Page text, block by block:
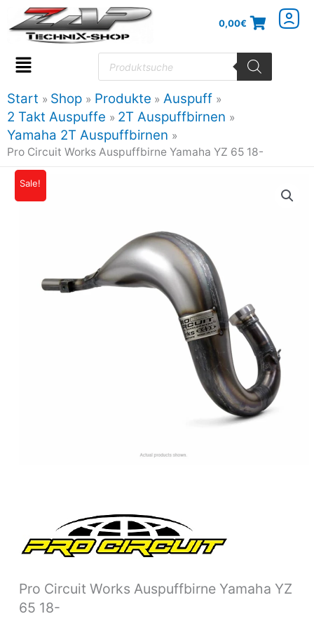
Inhalt
springen
0,00€
Flyout
Menu
Products
search
Start Shop Produkte
Auspuff
2 Takt Auspuffe
2T Auspuffbirnen
Yamaha 2T Auspuffbirnen
Pro Circuit Works Auspuffbirne Yamaha YZ 65 18-
Sale!
Pro Circuit Works Auspuffbirne Yamaha YZ
65 18-
war:
289,96€
Aktueller